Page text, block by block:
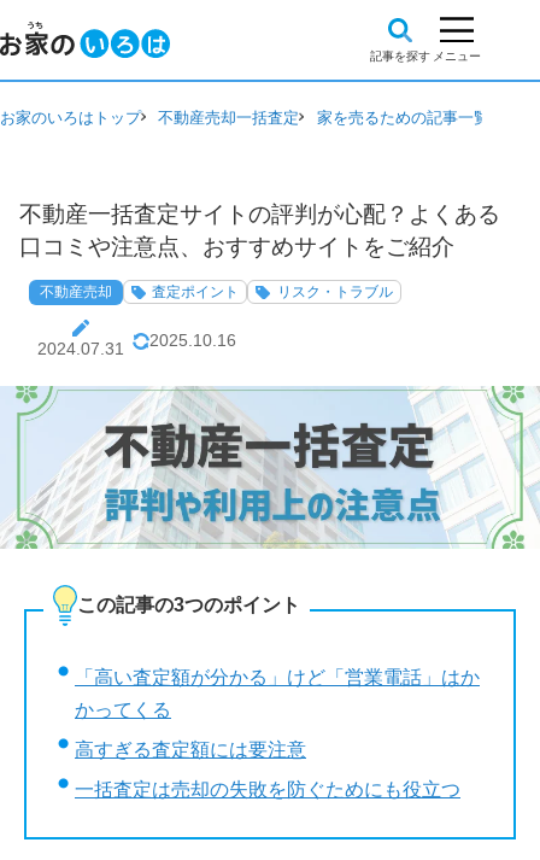
お家のいろはトップ 不動産売却一括査定 家を売るための記事一覧
不動産一括査定サイトの評判が心配？よくある
口コミや注意点、おすすめサイトをご紹介
不動産売却 査定ポイント リスク・トラブル
2024.07.31 2025.10.16
この記事の3つのポイント
「高い査定額が分かる」けど「営業電話」はか
かってくる
高すぎる査定額には要注意
一括査定は売却の失敗を防ぐためにも役立つ